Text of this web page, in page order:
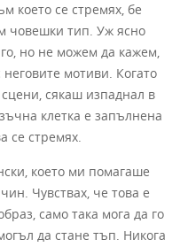
което се стремях, бе
човешки тип. Уж ясно
но не можем да кажем,
мотиви. Когато
сякаш изпаднал в
клетка е запълнена
се стремях.
което ми помагаше
Чувствах, че това е
само така мога да го
да стане тъп. Никога